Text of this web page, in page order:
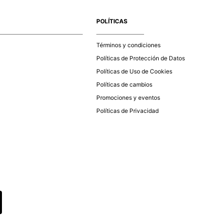
puedes ingresar al menú de “Mi cuenta - Mis Pedidos” en
POLÍTICAS
Términos y condiciones
Políticas de Protección de Datos
Políticas de Uso de Cookies
Políticas de cambios
Promociones y eventos
Políticas de Privacidad